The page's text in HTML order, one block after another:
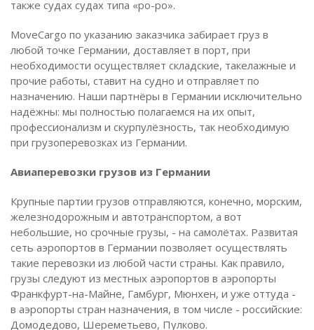
также судах судах типа «ро-ро».
MoveCargo по указанию заказчика забирает груз в
любой точке Германии, доставляет в порт, при
необходимости осуществляет складские, такелажные и
прочие работы, ставит на судно и отправляет по
назначению. Наши партнёры в Германии исключительно
надёжны: мы полностью полагаемся на их опыт,
профессионализм и скурпулёзность, так необходимую
при грузоперевозках из Германии.
Авиаперевозки грузов из Германии
Крупные партии грузов отправляются, конечно, морским,
железнодорожным и автотранспортом, а вот
небольшие, но срочные грузы, - на самолётах. Развитая
сеть аэропортов в Германии позволяет осуществлять
такие перевозки из любой части страны. Как правило,
грузы следуют из местных аэропортов в аэропорты
Франкфурт-на-Майне, Гамбург, Мюнхен, и уже оттуда -
в аэропорты стран назначения, в том числе - российские:
Домодедово, Шереметьево, Пулково.